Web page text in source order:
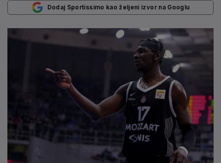
Dodaj Sportissimo kao željeni izvor na Googlu